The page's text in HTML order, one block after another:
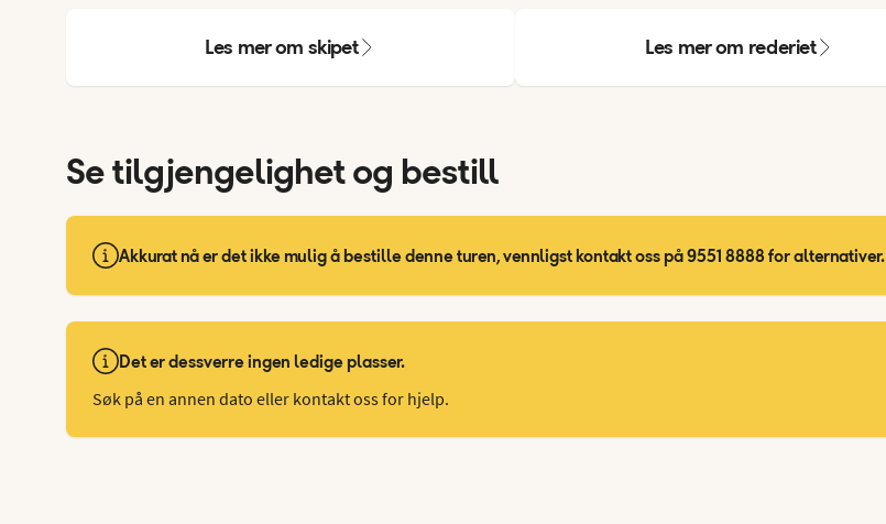
Les mer om skipet Les mer om rederiet
Se tilgjengelighet og bestill
Akkurat nå er det ikke mulig å bestille denne turen, vennligst kontakt oss på 9551 8888 for alternativer.
Det er dessverre ingen ledige plasser.
Søk på en annen dato eller kontakt oss for hjelp.